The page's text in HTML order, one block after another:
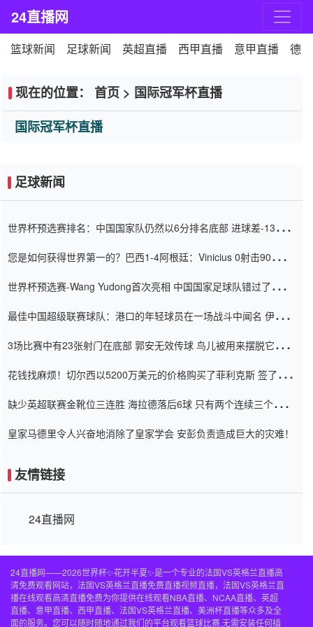
24直播网
篮球新闻 足球新闻 英超直播 西甲直播 意甲直播 德
现在的位置： 首页 > 国际冠军杯直播
国际冠军杯直播
足球新闻
世界杯预选赛排名：中国国家队仍然以6分排名底部 进球差-13令人
您是如何获得世界第一的？巴西1-4阿根廷：Vinicius 0射击90分钟
世界杯预选赛-Wang Yudong首次亮相 中国国家足球队错过了世界
最佳中国超级联赛球队：港口的年轻球员在一场战斗中闻名 伊万放
3场比赛中有23张射门在底部 郭安无效传球 鸟儿被用来摆脱它
花钱找麻烦！切尔西以5200万美元的价格购买了菲利克斯 签了7年
缺少英超联赛金靴位三连胜 海拉德落后6球 只有两个连续三个连续
皇家马德里令人兴奋地消除了皇家学会 安彭负责造成巨大的灾难！
友情链接
24直播网
24直播网——2026世界杯✨花开半夏✨是一个专业的法国VS英格兰直播高
清免费观看网站，法国VS英格兰直播免费直播视频直播，法国VS英格兰直
播在线观看高清直播免费为你提供在线观看NBA直播、NCAA直播、英超
直播、意甲直播、西甲直播、法国VS英格兰直播、美洲杯直播等众多及全
面的服务。您可以随时随地通过我们的平台观看篮球比赛,无需安装任何插